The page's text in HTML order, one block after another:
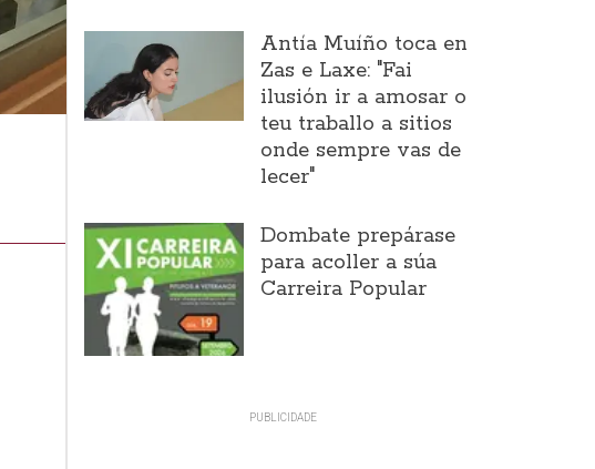
Antía Muíño toca en
Zas e Laxe: "Fai
ilusión ir a amosar o
teu traballo a sitios
onde sempre vas de
lecer"
Dombate prepárase
para acoller a súa
Carreira Popular